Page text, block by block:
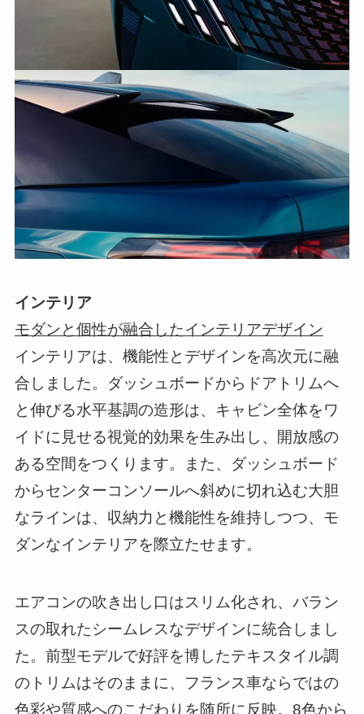
インテリア
モダンと個性が融合したインテリアデザイン
インテリアは、機能性とデザインを高次元に融
合しました。ダッシュボードからドアトリムへ
と伸びる水平基調の造形は、キャビン全体をワ
イドに見せる視覚的効果を生み出し、開放感の
ある空間をつくります。また、ダッシュボード
からセンターコンソールへ斜めに切れ込む大胆
なラインは、収納力と機能性を維持しつつ、モ
ダンなインテリアを際立たせます。
エアコンの吹き出し口はスリム化され、バラン
スの取れたシームレスなデザインに統合しまし
た。前型モデルで好評を博したテキスタイル調
のトリムはそのままに、フランス車ならではの
色彩や質感へのこだわりを随所に反映。8色から